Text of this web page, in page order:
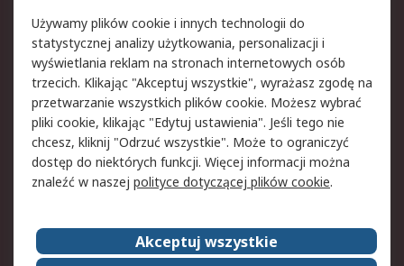
Aspekty prawne
Bezpieczeństwo e-
maila
Polityka dotycząca
plików cookie
Polityka prywatności
Użytkowanie witryny
Zastrzeżenia prawne
Warunki Sprzedaży
Kontakt
Używamy plików cookie i innych technologii do
statystycznej analizy użytkowania, personalizacji i
wyświetlania reklam na stronach internetowych osób
trzecich. Klikając "Akceptuj wszystkie", wyrażasz zgodę na
przetwarzanie wszystkich plików cookie. Możesz wybrać
pliki cookie, klikając "Edytuj ustawienia". Jeśli tego nie
chcesz, kliknij "Odrzuć wszystkie". Może to ograniczyć
dostęp do niektórych funkcji. Więcej informacji można
znaleźć w naszej polityce dotyczącej plików cookie.
Akceptuj wszystkie